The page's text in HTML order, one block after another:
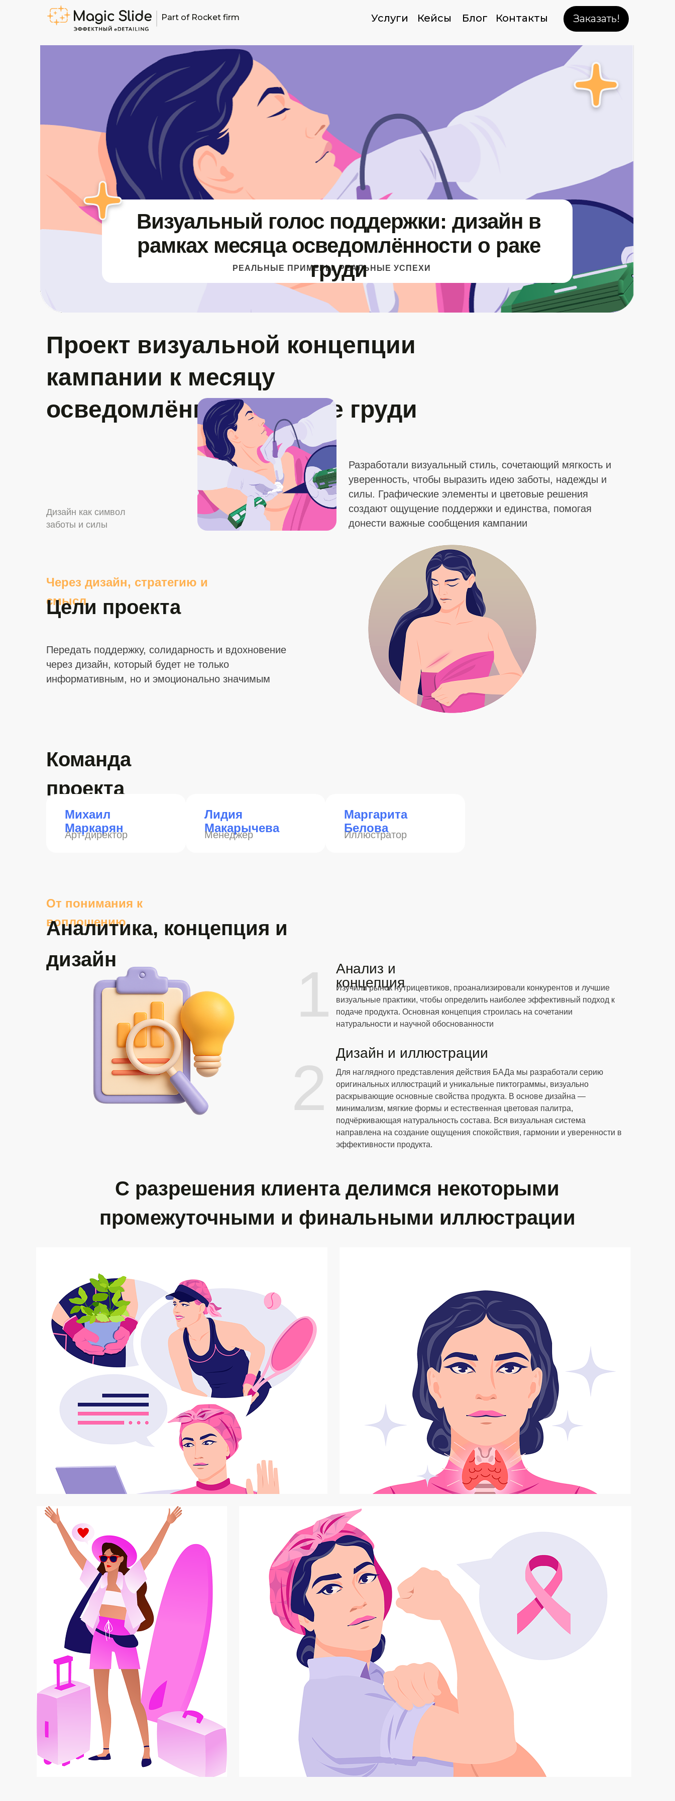
Part of Rocket firm Заказать!
Контакты
Блог
Кейсы
Услуги
РЕАЛЬНЫЕ ПРИМЕРЫ, РЕАЛЬНЫЕ УСПЕХИ
Визуальный голос поддержки: дизайн в
рамках месяца осведомлённости о раке
груди
Проект визуальной концепции
кампании к месяцу
осведомлённости о раке груди
Дизайн как символ
заботы и силы
Разработали визуальный стиль, сочетающий мягкость и
уверенность, чтобы выразить идею заботы, надежды и
силы. Графические элементы и цветовые решения
создают ощущение поддержки и единства, помогая
донести важные сообщения кампании
Через дизайн, стратегию и
смысл
Цели проекта
Передать поддержку, солидарность и вдохновение
через дизайн, который будет не только
информативным, но и эмоционально значимым
Команда
проекта
Михаил
Маркарян
Арт-директор
Лидия
Макарычева
Менеджер
Маргарита
Белова
Иллюстратор
От понимания к
воплощению
Аналитика, концепция и
дизайн
1
2
Дизайн и иллюстрации
Для наглядного представления действия БАДа мы разработали серию
оригинальных иллюстраций и уникальные пиктограммы, визуально
раскрывающие основные свойства продукта. В основе дизайна —
минимализм, мягкие формы и естественная цветовая палитра,
подчёркивающая натуральность состава. Вся визуальная система
направлена на создание ощущения спокойствия, гармонии и уверенности в
эффективности продукта.
Анализ и
концепция
Изучили рынок нутрицевтиков, проанализировали конкурентов и лучшие
визуальные практики, чтобы определить наиболее эффективный подход к
подаче продукта. Основная концепция строилась на сочетании
натуральности и научной обоснованности
С разрешения клиента делимся некоторыми
промежуточными и финальными иллюстрации